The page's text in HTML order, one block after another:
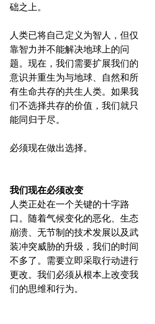
础之上。
人类已将自己定义为智人，但仅
靠智力并不能解决地球上的问
题。现在，我们需要扩展我们的
意识并重生为与地球、自然和所
有生命共存的共生人类。如果我
们不选择共存的价值，我们就只
能同归于尽。
必须现在做出选择。
我们现在必须改变
人类正处在一个关键的十字路
口。随着气候变化的恶化、生态
崩溃、无节制的技术发展以及武
装冲突威胁的升级，我们的时间
不多了。需要立即采取行动进行
更改。我们必须从根本上改变我
们的思维和行为。